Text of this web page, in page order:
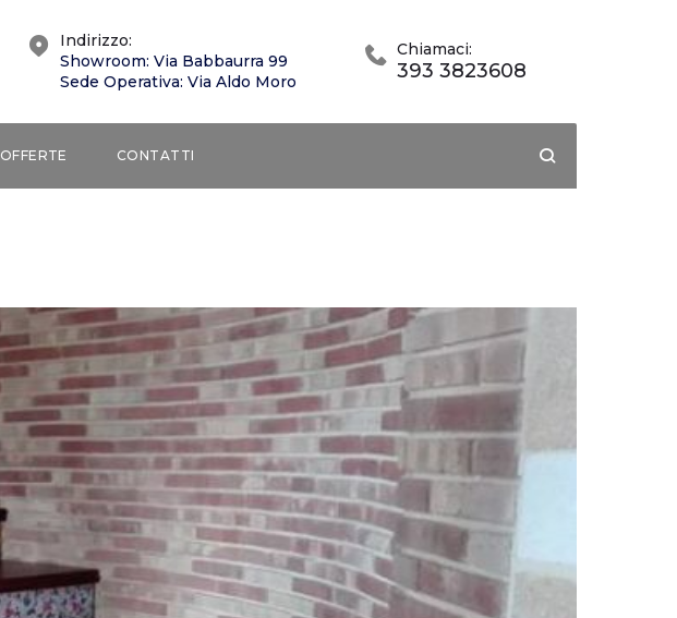
Indirizzo:
Showroom: Via Babbaurra 99
Sede Operativa: Via Aldo Moro
Chiamaci:
393 3823608
OFFERTE CONTATTI